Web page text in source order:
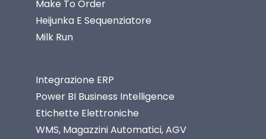
Make To Order
Heijunka E Sequenziatore
Milk Run
Integrazione ERP
Power BI Business Intelligence
Etichette Elettroniche
WMS, Magazzini Automatici, AGV